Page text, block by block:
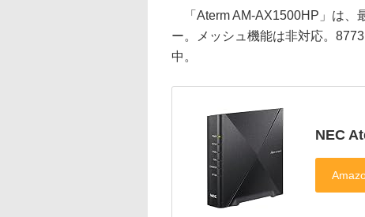
「Aterm AM-AX1500HP」は、
ー。メッシュ機能は非対応。
中。
NEC